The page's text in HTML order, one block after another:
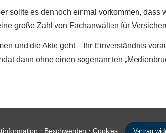
sollte es dennoch einmal vorkommen, dass
große Zahl von Fachanwälten für
und die Akte geht – Ihr Einverständnis
dann ohne einen sogenannten
· Beschwerden · Cookies Vertrag